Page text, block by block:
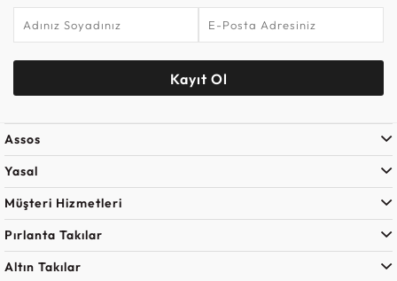
Kayıt Ol
Assos
Yasal
Müşteri Hizmetleri
Pırlanta Takılar
Altın Takılar